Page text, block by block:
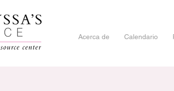
Acerca de Calendario